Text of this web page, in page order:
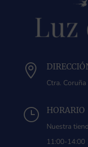

Ctra.
} HORARIO
Nuestra
11:00-14:00